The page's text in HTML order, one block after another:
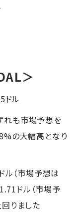
＞
ル
れも市場予想を
の大幅高となり
（市場予想は
ドル（市場予
りました